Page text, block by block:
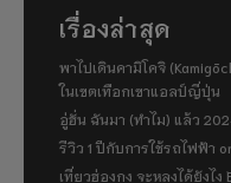
เรื่องล่าสุด
พาไปเดินคามิโคจิ
ในเขตเทือกเขาแอลป์ญี่ปุ่น
อู่ฮั่น ฉันมา (ทำไม) แล้ว
รีวิว 1 ปีกับการใช้รถไฟฟ้า
เที่ยวฮ่องกง จะหลงได้ยังไง